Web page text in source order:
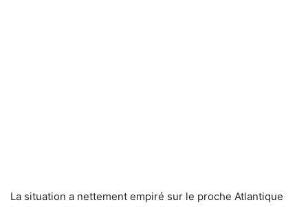
La situation a nettement empiré sur le proche Atlantique